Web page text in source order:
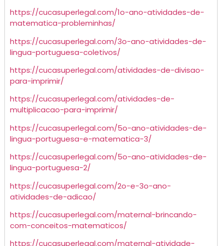
https://cucasuperlegal.com/1o-ano-atividades-de-
matematica-probleminhas/
https://cucasuperlegal.com/3o-ano-atividades-de-
lingua-portuguesa-coletivos/
https://cucasuperlegal.com/atividades-de-divisao-
para-imprimir/
https://cucasuperlegal.com/atividades-de-
multiplicacao-para-imprimir/
https://cucasuperlegal.com/5o-ano-atividades-de-
lingua-portuguesa-e-matematica-3/
https://cucasuperlegal.com/5o-ano-atividades-de-
lingua-portuguesa-2/
https://cucasuperlegal.com/2o-e-3o-ano-
atividades-de-adicao/
https://cucasuperlegal.com/maternal-brincando-
com-conceitos-matematicos/
https://cucasuperlegal.com/maternal-atividade-